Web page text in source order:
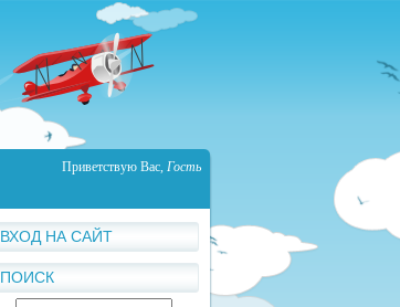
Приветствую Вас, Гость
ВХОД НА САЙТ
ПОИСК